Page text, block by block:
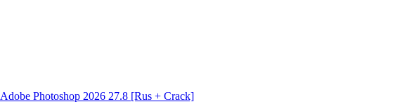
Adobe Photoshop 2026 27.8 [Rus + Crack]